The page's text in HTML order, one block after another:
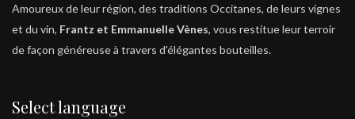
Amoureux de leur région, des traditions Occitanes, de leurs vignes
et du vin, Frantz et Emmanuelle Vènes, vous restitue leur terroir
de façon généreuse à travers d'élégantes bouteilles.
Select language